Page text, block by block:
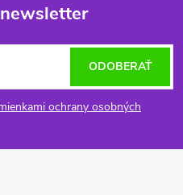
ochrany osobných
ODOBERAŤ